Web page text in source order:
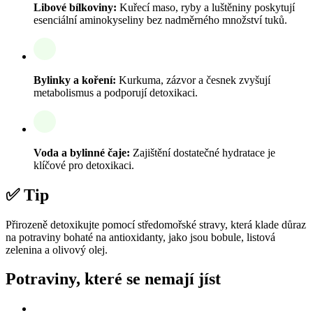
Libové bílkoviny: Kuřecí maso, ryby a luštěniny poskytují
esenciální aminokyseliny bez nadměrného množství tuků.
Bylinky a koření: Kurkuma, zázvor a česnek zvyšují
metabolismus a podporují detoxikaci.
Voda a bylinné čaje: Zajištění dostatečné hydratace je
klíčové pro detoxikaci.
✅ Tip
Přirozeně detoxikujte pomocí středomořské stravy, která klade důraz
na potraviny bohaté na antioxidanty, jako jsou bobule, listová
zelenina a olivový olej.
Potraviny, které se nemají jíst